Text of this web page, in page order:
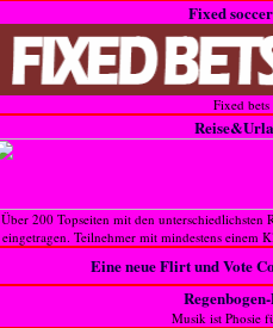
Fixed
Fixed
Über 200 Topseiten mit den unterschiedlichsten
eingetragen. Teilnehmer mit mindestens einem
Eine neue Flirt und Vote
Musik ist Phosie